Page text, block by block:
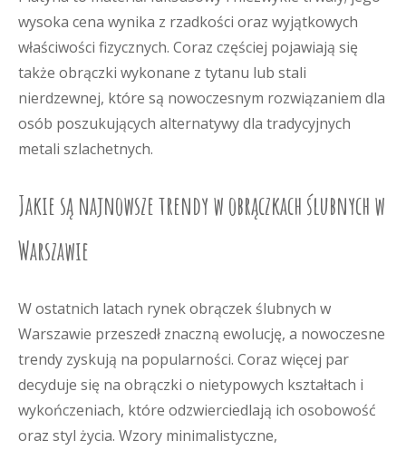
wysoka cena wynika z rzadkości oraz wyjątkowych
właściwości fizycznych. Coraz częściej pojawiają się
także obrączki wykonane z tytanu lub stali
nierdzewnej, które są nowoczesnym rozwiązaniem dla
osób poszukujących alternatywy dla tradycyjnych
metali szlachetnych.
Jakie są najnowsze trendy w obrączkach ślubnych w
Warszawie
W ostatnich latach rynek obrączek ślubnych w
Warszawie przeszedł znaczną ewolucję, a nowoczesne
trendy zyskują na popularności. Coraz więcej par
decyduje się na obrączki o nietypowych kształtach i
wykończeniach, które odzwierciedlają ich osobowość
oraz styl życia. Wzory minimalistyczne,